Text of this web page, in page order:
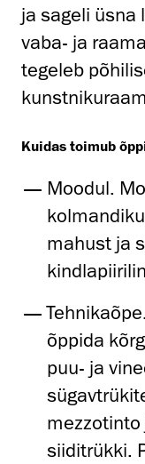
ja sageli üsna
vaba- ja
tegeleb
Kuidas toimub
Moodul.
mahust ja
õppida
puu- ja
siiditrükki.